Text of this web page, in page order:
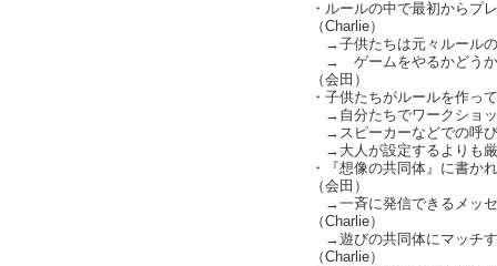
・ルールの中で最初からプ
（Charlie）
→子供たちは元々ルールの
→ ゲームをやるかどうか
（会田）
・子供たちがルールを作っ
→自分たちでワークショ
→スピーカーなどでの呼び
→大人が設定するよりも
・『想像の共同体』に書か
（会田）
→一斉に発信できるメッセ
（Charlie）
→遊びの共同体にマッチす
（Charlie）